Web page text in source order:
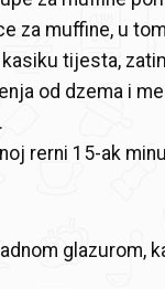
za muffine, u
tijesta,
od dzema i
rerni 15-ak
glazurom,